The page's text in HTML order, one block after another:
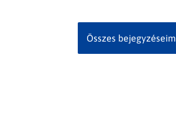
Összes bejegyzéseim